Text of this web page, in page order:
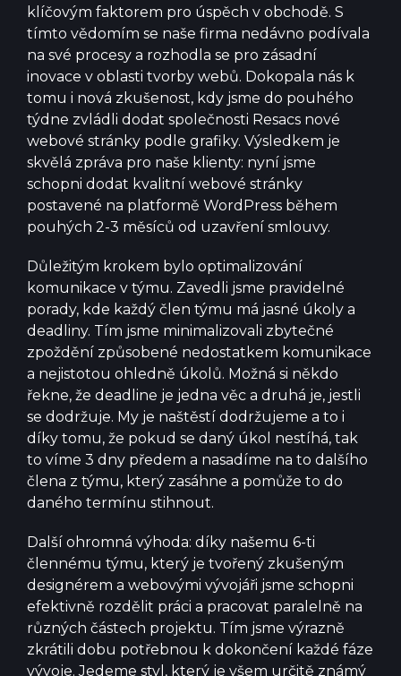
klíčovým faktorem pro úspěch v obchodě. S
tímto vědomím se naše firma nedávno podívala
na své procesy a rozhodla se pro zásadní
inovace v oblasti tvorby webů. Dokopala nás k
tomu i nová zkušenost, kdy jsme do pouhého
týdne zvládli dodat společnosti Resacs nové
webové stránky podle grafiky. Výsledkem je
skvělá zpráva pro naše klienty: nyní jsme
schopni dodat kvalitní webové stránky
postavené na platformě WordPress během
pouhých 2-3 měsíců od uzavření smlouvy.
Důležitým krokem bylo optimalizování
komunikace v týmu. Zavedli jsme pravidelné
porady, kde každý člen týmu má jasné úkoly a
deadliny. Tím jsme minimalizovali zbytečné
zpoždění způsobené nedostatkem komunikace
a nejistotou ohledně úkolů. Možná si někdo
řekne, že deadline je jedna věc a druhá je, jestli
se dodržuje. My je naštěstí dodržujeme a to i
díky tomu, že pokud se daný úkol nestíhá, tak
to víme 3 dny předem a nasadíme na to dalšího
člena z týmu, který zasáhne a pomůže to do
daného termínu stihnout.
Další ohromná výhoda: díky našemu 6-ti
člennému týmu, který je tvořený zkušeným
designérem a webovými vývojáři jsme schopni
efektivně rozdělit práci a pracovat paralelně na
různých částech projektu. Tím jsme výrazně
zkrátili dobu potřebnou k dokončení každé fáze
vývoje. Jedeme styl, který je všem určitě známý